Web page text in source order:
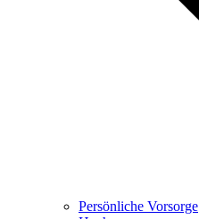
Persönliche Vorsorge